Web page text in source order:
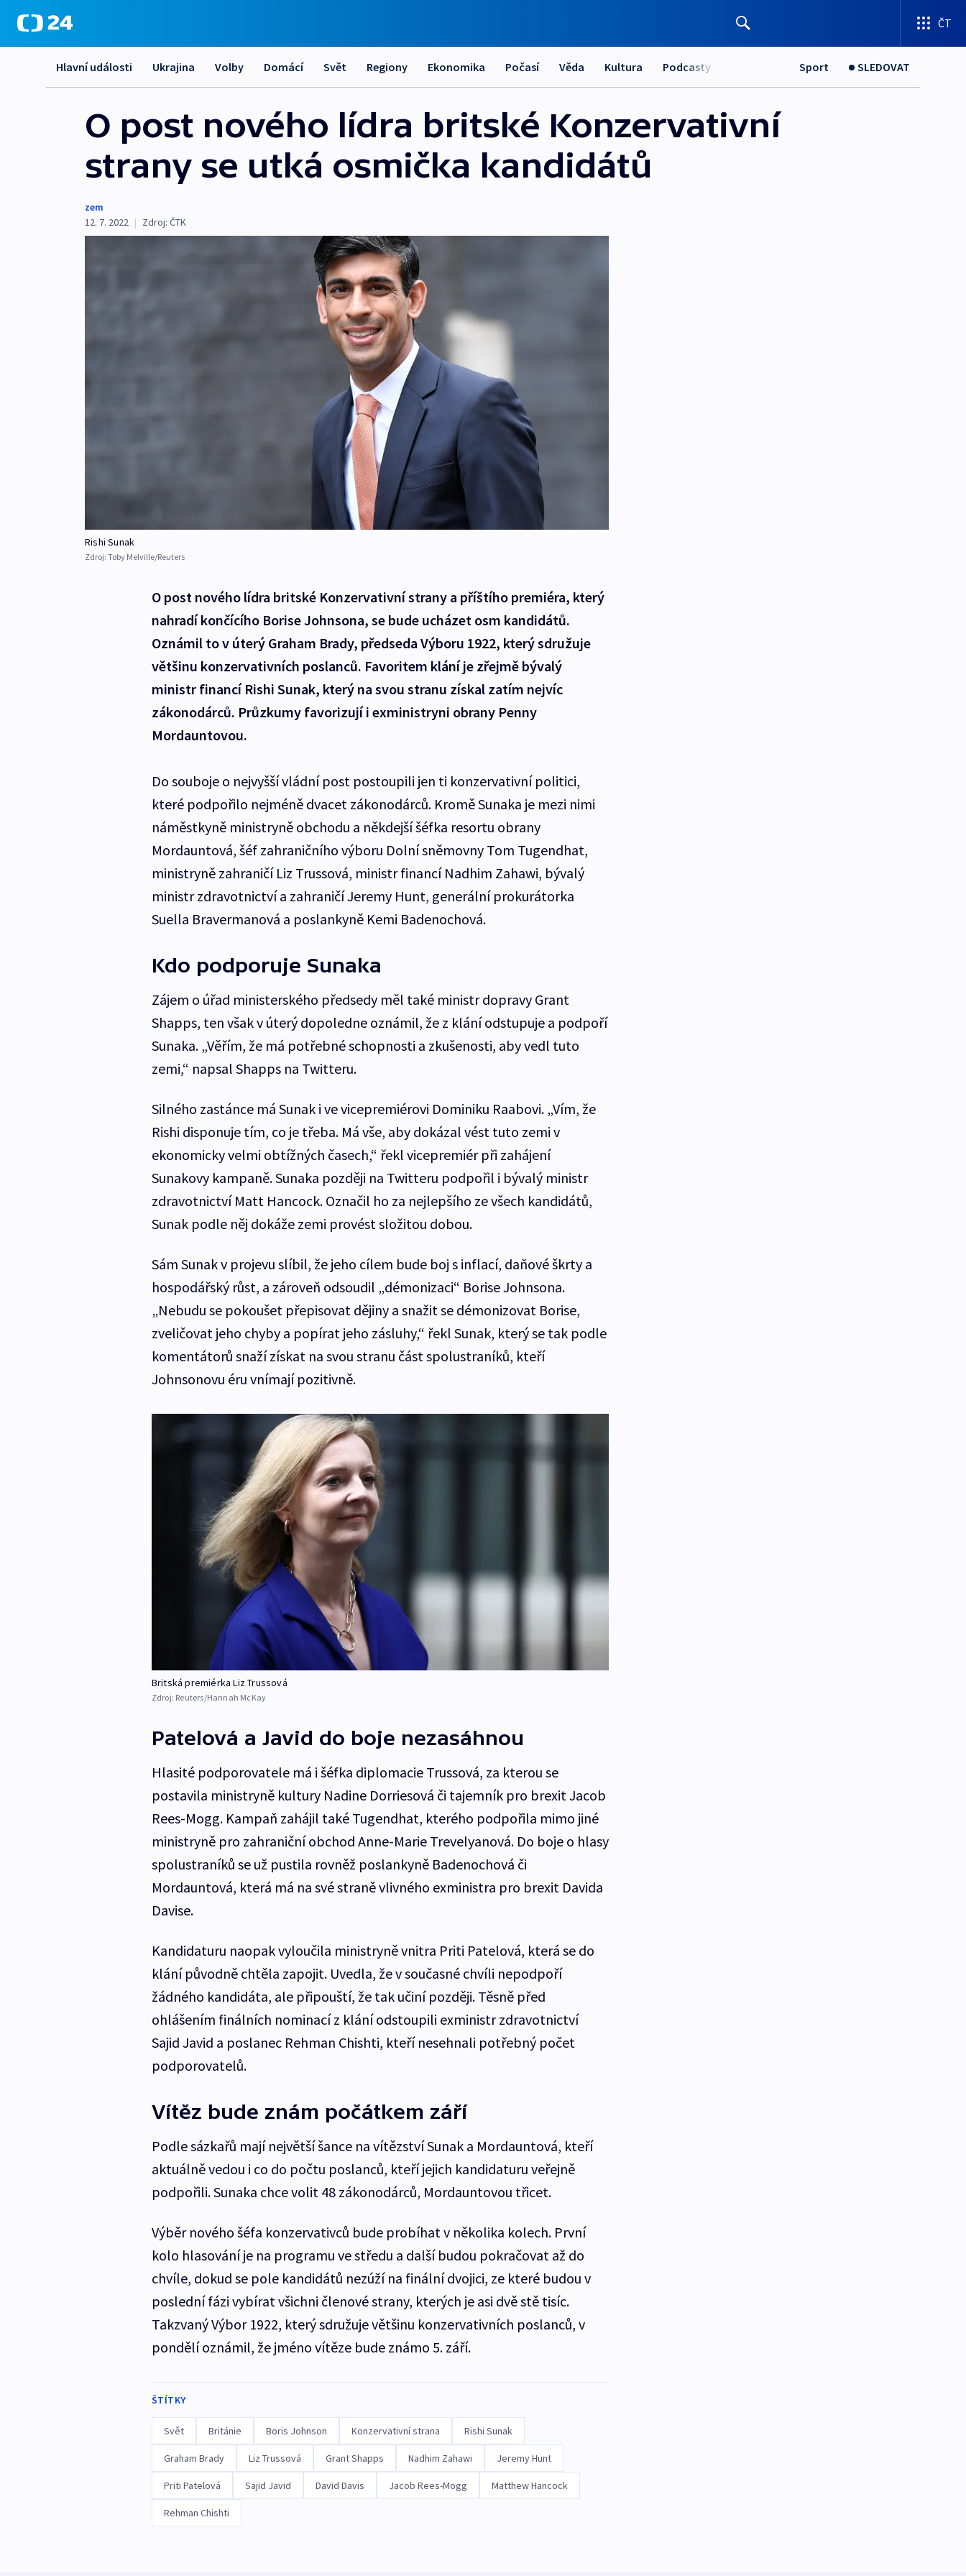
ČT
Hlavní události Ukrajina Volby Domácí Svět Regiony Ekonomika Počasí Věda Kultura Podcasty Sport SLEDOVAT
O post nového lídra britské Konzervativní
strany se utká osmička kandidátů
zem
12. 7. 2022 | Zdroj: ČTK
Rishi Sunak
Zdroj: Toby Melville/Reuters
O post nového lídra britské Konzervativní strany a příštího premiéra, který
nahradí končícího Borise Johnsona, se bude ucházet osm kandidátů.
Oznámil to v úterý Graham Brady, předseda Výboru 1922, který sdružuje
většinu konzervativních poslanců. Favoritem klání je zřejmě bývalý
ministr financí Rishi Sunak, který na svou stranu získal zatím nejvíc
zákonodárců. Průzkumy favorizují i exministryni obrany Penny
Mordauntovou.
Do souboje o nejvyšší vládní post postoupili jen ti konzervativní politici,
které podpořilo nejméně dvacet zákonodárců. Kromě Sunaka je mezi nimi
náměstkyně ministryně obchodu a někdejší šéfka resortu obrany
Mordauntová, šéf zahraničního výboru Dolní sněmovny Tom Tugendhat,
ministryně zahraničí Liz Trussová, ministr financí Nadhim Zahawi, bývalý
ministr zdravotnictví a zahraničí Jeremy Hunt, generální prokurátorka
Suella Bravermanová a poslankyně Kemi Badenochová.
Kdo podporuje Sunaka
Zájem o úřad ministerského předsedy měl také ministr dopravy Grant
Shapps, ten však v úterý dopoledne oznámil, že z klání odstupuje a podpoří
Sunaka. „Věřím, že má potřebné schopnosti a zkušenosti, aby vedl tuto
zemi,“ napsal Shapps na Twitteru.
Silného zastánce má Sunak i ve vicepremiérovi Dominiku Raabovi. „Vím, že
Rishi disponuje tím, co je třeba. Má vše, aby dokázal vést tuto zemi v
ekonomicky velmi obtížných časech,“ řekl vicepremiér při zahájení
Sunakovy kampaně. Sunaka později na Twitteru podpořil i bývalý ministr
zdravotnictví Matt Hancock. Označil ho za nejlepšího ze všech kandidátů,
Sunak podle něj dokáže zemi provést složitou dobou.
Sám Sunak v projevu slíbil, že jeho cílem bude boj s inflací, daňové škrty a
hospodářský růst, a zároveň odsoudil „démonizaci“ Borise Johnsona.
„Nebudu se pokoušet přepisovat dějiny a snažit se démonizovat Borise,
zveličovat jeho chyby a popírat jeho zásluhy,“ řekl Sunak, který se tak podle
komentátorů snaží získat na svou stranu část spolustraníků, kteří
Johnsonovu éru vnímají pozitivně.
Britská premiérka Liz Trussová
Zdroj: Reuters/Hannah McKay
Patelová a Javid do boje nezasáhnou
Hlasité podporovatele má i šéfka diplomacie Trussová, za kterou se
postavila ministryně kultury Nadine Dorriesová či tajemník pro brexit Jacob
Rees-Mogg. Kampaň zahájil také Tugendhat, kterého podpořila mimo jiné
ministryně pro zahraniční obchod Anne-Marie Trevelyanová. Do boje o hlasy
spolustraníků se už pustila rovněž poslankyně Badenochová či
Mordauntová, která má na své straně vlivného exministra pro brexit Davida
Davise.
Kandidaturu naopak vyloučila ministryně vnitra Priti Patelová, která se do
klání původně chtěla zapojit. Uvedla, že v současné chvíli nepodpoří
žádného kandidáta, ale připouští, že tak učiní později. Těsně před
ohlášením finálních nominací z klání odstoupili exministr zdravotnictví
Sajid Javid a poslanec Rehman Chishti, kteří nesehnali potřebný počet
podporovatelů.
Vítěz bude znám počátkem září
Podle sázkařů mají největší šance na vítězství Sunak a Mordauntová, kteří
aktuálně vedou i co do počtu poslanců, kteří jejich kandidaturu veřejně
podpořili. Sunaka chce volit 48 zákonodárců, Mordauntovou třicet.
Výběr nového šéfa konzervativců bude probíhat v několika kolech. První
kolo hlasování je na programu ve středu a další budou pokračovat až do
chvíle, dokud se pole kandidátů nezúží na finální dvojici, ze které budou v
poslední fázi vybírat všichni členové strany, kterých je asi dvě stě tisíc.
Takzvaný Výbor 1922, který sdružuje většinu konzervativních poslanců, v
pondělí oznámil, že jméno vítěze bude známo 5. září.
ŠTÍTKY
Svět Británie Boris Johnson Konzervativní strana Rishi Sunak
Graham Brady Liz Trussová Grant Shapps Nadhim Zahawi Jeremy Hunt
Priti Patelová Sajid Javid David Davis Jacob Rees-Mogg Matthew Hancock
Rehman Chishti